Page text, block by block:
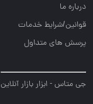
درباره ما
قوانین/شرایط خدمات
پرسش های متداول
جی متاس - ابزار بازار آنلاین